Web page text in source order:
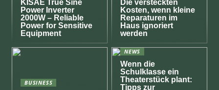
KISAE True Sine
Power Inverter
2000W – Reliable
Power for Sensitive
Equipment
Die versteckten
Kosten, wenn kleine
Reparaturen im
Haus ignoriert
werden
BUSINESS
NEWS
Wenn die
Schulklasse ein
Theaterstück plant:
Tipps zur